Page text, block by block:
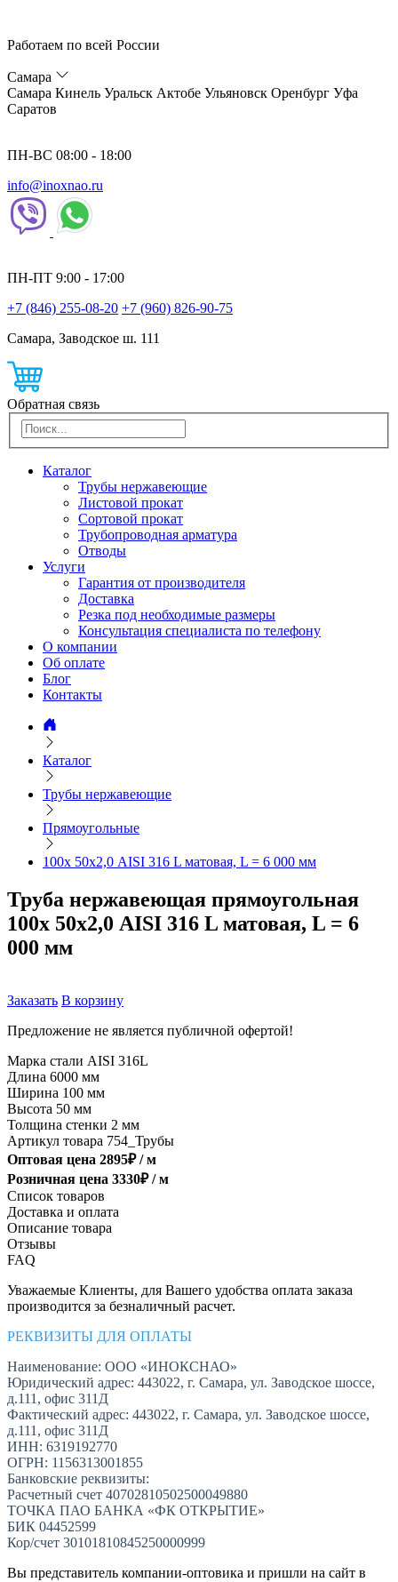
Работаем по всей России
Самара
Самара Кинель Уральск Актобе Ульяновск Оренбург Уфа
Саратов
ПН-ВС 08:00 - 18:00
info@inoxnao.ru
ПН-ПТ 9:00 - 17:00
+7 (846) 255-08-20 +7 (960) 826-90-75
Самара, Заводское ш. 111
Обратная связь
Каталог
Трубы нержавеющие
Листовой прокат
Сортовой прокат
Трубопроводная арматура
Отводы
Услуги
Гарантия от производителя
Доставка
Резка под необходимые размеры
Консультация специалиста по телефону
О компании
Об оплате
Блог
Контакты
Каталог
Трубы нержавеющие
Прямоугольные
100х 50х2,0 AISI 316 L матовая, L = 6 000 мм
Труба нержавеющая прямоугольная
100х 50х2,0 AISI 316 L матовая, L = 6
000 мм
Заказать В корзину
Предложение не является публичной офертой!
Марка стали AISI 316L
Длина 6000 мм
Ширина 100 мм
Высота 50 мм
Толщина стенки 2 мм
Артикул товара 754_Трубы
Оптовая цена 2895₽ /м
Розничная цена 3330₽ /м
Список товаров
Доставка и оплата
Описание товара
Отзывы
FAQ
Уважаемые Клиенты, для Вашего удобства оплата заказа
производится за безналичный расчет.
РЕКВИЗИТЫ ДЛЯ ОПЛАТЫ
Наименование: ООО «ИНОКСНАО»
Юридический адрес: 443022, г. Самара, ул. Заводское шоссе,
д.111, офис 311Д
Фактический адрес: 443022, г. Самара, ул. Заводское шоссе,
д.111, офис 311Д
ИНН: 6319192770
ОГРН: 1156313001855
Банковские реквизиты:
Расчетный счет 40702810502500049880
ТОЧКА ПАО БАНКА «ФК ОТКРЫТИЕ»
БИК 04452599
Кор/счет 30101810845250000999
Вы представитель компании-оптовика и пришли на сайт в